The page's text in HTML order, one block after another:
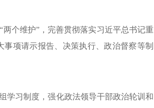
个维护”，完善贯彻落实习近平总书记重
项请示报告、决策执行、政治督察等制
学习制度，强化政法领导干部政治轮训和